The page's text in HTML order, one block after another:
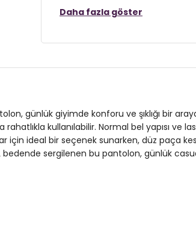
Cep:
Kumaş Tipi:Dokuma
Daha fazla göster
günlük giyimde konforu ve şıklığı bir
kullanılabilir. Normal bel yapısı ve
için ideal bir seçenek sunarken, düz paça
sergilenen bu pantolon, günlük